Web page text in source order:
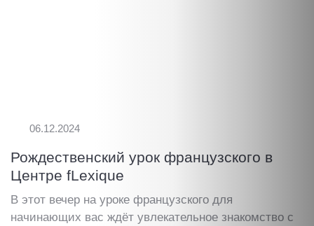
06.12.2024
Рождественский урок французского в
Центре fLexique
В этот вечер на уроке французского для
начинающих вас ждёт увлекательное знакомство с